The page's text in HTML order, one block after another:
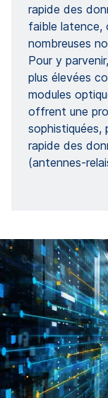
rapide des
faible latence,
nombreuses
Pour y
plus élevées
modules
offrent une
sophistiquées,
rapide des
(antennes-